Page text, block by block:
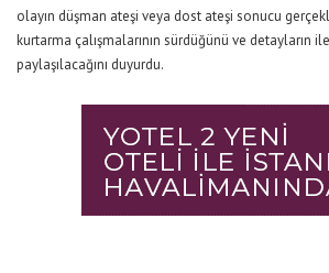
olayın düşman ateşi veya dost ateşi sonucu
kurtarma çalışmalarının sürdüğünü ve detayların
paylaşılacağını duyurdu.